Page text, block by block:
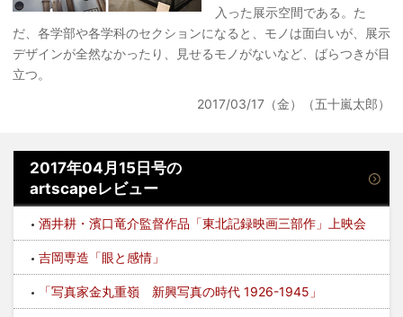
入った展示空間である。た
だ、各学部や各学科のセクションになると、モノは面白いが、展示
デザインが全然なかったり、見せるモノがないなど、ばらつきが目
立つ。
2017/03/17（金）（五十嵐太郎）
2017年04月15日号の
artscapeレビュー
酒井耕・濱口竜介監督作品「東北記録映画三部作」上映会
吉岡専造「眼と感情」
「写真家金丸重嶺 新興写真の時代 1926-1945」